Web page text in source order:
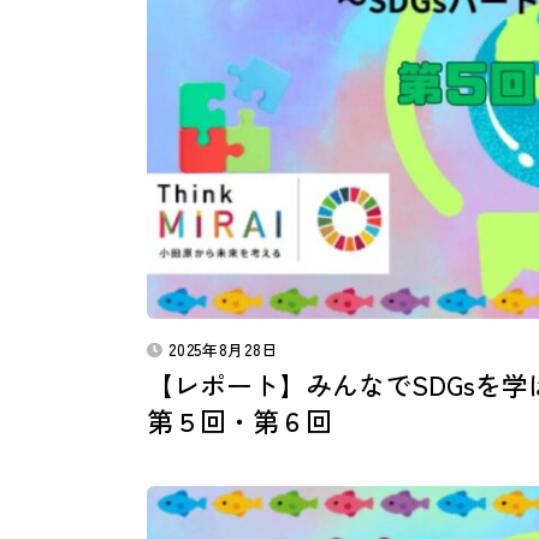
2025年8月28日
【レポート】みんなでSDGsを
第５回・第６回